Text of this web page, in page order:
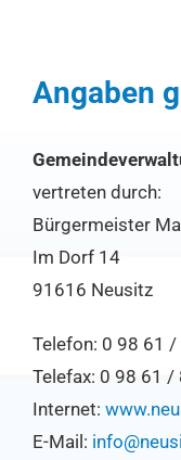
Angaben
vertreten durch:
Bürgermeister
Im Dorf 14
91616 Neusitz
Telefon: 0 98 61 /
Telefax: 0 98 61 /
Internet:
E-Mail: